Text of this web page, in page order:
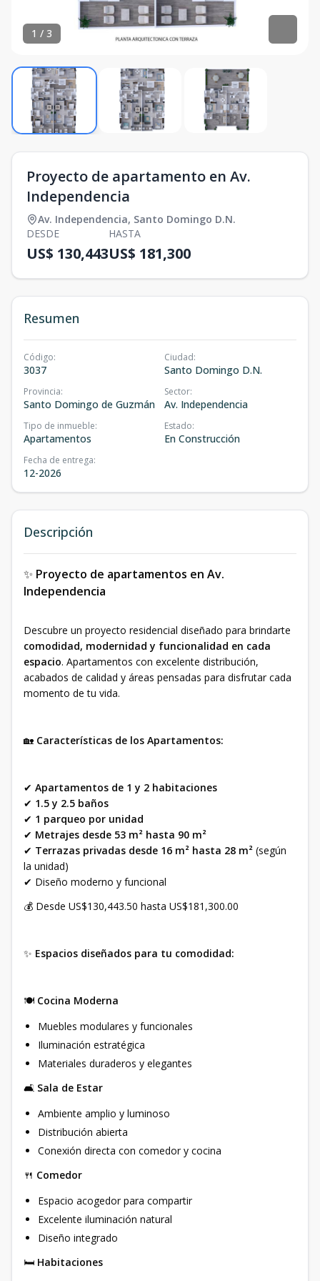
1 / 3
Proyecto de apartamento en Av.
Independencia
Av. Independencia, Santo Domingo D.N.
DESDE
US$ 130,443
HASTA
US$ 181,300
Resumen
Código:
3037
Ciudad:
Santo Domingo D.N.
Provincia:
Santo Domingo de Guzmán
Sector:
Av. Independencia
Tipo de inmueble:
Apartamentos
Estado:
En Construcción
Fecha de entrega:
12-2026
Descripción
✨ Proyecto de apartamentos en Av.
Independencia
Descubre un proyecto residencial diseñado para brindarte
comodidad, modernidad y funcionalidad en cada
espacio. Apartamentos con excelente distribución,
acabados de calidad y áreas pensadas para disfrutar cada
momento de tu vida.
🏡 Características de los Apartamentos:
✔ Apartamentos de 1 y 2 habitaciones
✔ 1.5 y 2.5 baños
✔ 1 parqueo por unidad
✔ Metrajes desde 53 m² hasta 90 m²
✔ Terrazas privadas desde 16 m² hasta 28 m² (según
la unidad)
✔ Diseño moderno y funcional
💰 Desde US$130,443.50 hasta US$181,300.00
✨ Espacios diseñados para tu comodidad:
🍽 Cocina Moderna
Muebles modulares y funcionales
Iluminación estratégica
Materiales duraderos y elegantes
🛋 Sala de Estar
Ambiente amplio y luminoso
Distribución abierta
Conexión directa con comedor y cocina
🍴 Comedor
Espacio acogedor para compartir
Excelente iluminación natural
Diseño integrado
🛏 Habitaciones